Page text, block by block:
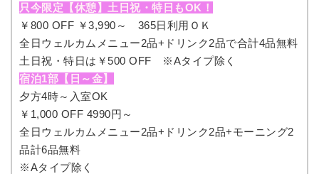
只今限定【休憩】土日祝・特日もOK！
￥800 OFF ￥3,990～ 365日利用ＯＫ
全日ウェルカムメニュー2品+ドリンク2品で合計4品無料
土日祝・特日は￥500 OFF ※Aタイプ除く
宿泊1部【日～金】
夕方4時～入室OK
￥1,000 OFF 4990円～
全日ウェルカムメニュー2品+ドリンク2品+モーニング2
品計6品無料
※Aタイプ除く